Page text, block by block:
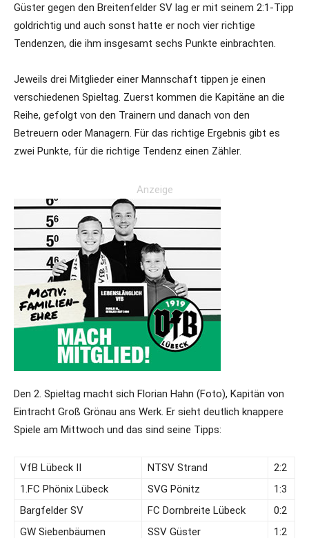
Güster gegen den Breitenfelder SV lag er mit seinem 2:1-Tipp
goldrichtig und auch sonst hatte er noch vier richtige
Tendenzen, die ihm insgesamt sechs Punkte einbrachten.
Jeweils drei Mitglieder einer Mannschaft tippen je einen
verschiedenen Spieltag. Zuerst kommen die Kapitäne an die
Reihe, gefolgt von den Trainern und danach von den
Betreuern oder Managern. Für das richtige Ergebnis gibt es
zwei Punkte, für die richtige Tendenz einen Zähler.
Anzeige
Den 2. Spieltag macht sich Florian Hahn (Foto), Kapitän von
Eintracht Groß Grönau ans Werk. Er sieht deutlich knappere
Spiele am Mittwoch und das sind seine Tipps:
VfB Lübeck II NTSV Strand
2:2
1.FC Phönix Lübeck
SVG Pönitz
1:3
Bargfelder SV
FC Dornbreite Lübeck
0:2
GW Siebenbäumen
SSV Güster 1:2